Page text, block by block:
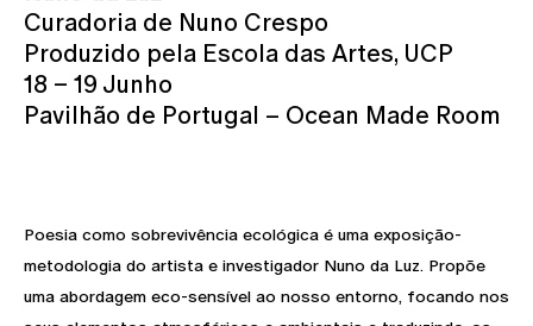
Curadoria de Nuno Crespo
Produzido pela Escola das Artes, UCP
18 – 19 Junho
Pavilhão de Portugal – Ocean Made Room
Poesia como sobrevivência ecológica é uma exposição-
metodologia do artista e investigador Nuno da Luz. Propõe
uma abordagem eco-sensível ao nosso entorno, focando nos